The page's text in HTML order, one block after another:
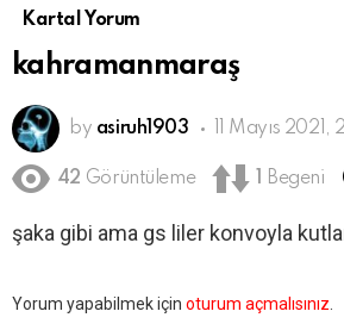
Kartal Yorum
kahramanmaraş
by asiruh1903 11 Mayıs 2021,
42 Görüntüleme Begeni
şaka gibi ama gs liler konvoyla
Bir
Yorum yapabilmek için oturum açmalısınız.